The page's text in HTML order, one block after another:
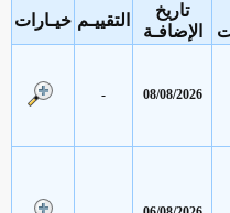
تاريخ
الإضافـة
التقييـم خيـارات
08/08/2026